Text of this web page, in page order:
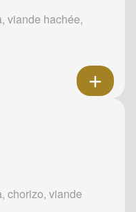
viande hachée,
chorizo, viande